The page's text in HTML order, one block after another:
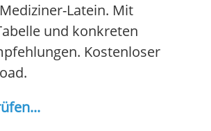
Latein. Mit
und konkreten
Kostenloser